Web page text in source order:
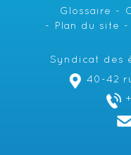
Glossaire
Plan du site
Syndicat des
40-42